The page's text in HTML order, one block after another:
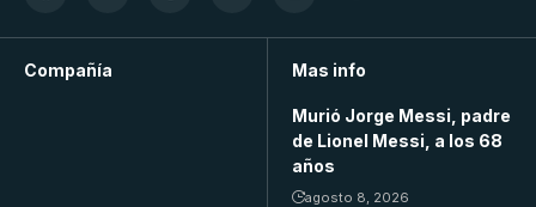
Compañía Mas info
Murió Jorge Messi, padre
de Lionel Messi, a los 68
años
agosto 8, 2026